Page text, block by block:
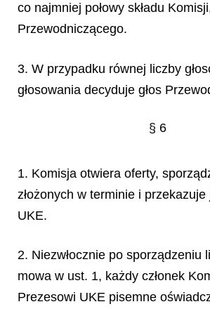
co najmniej połowy składu
Przewodniczącego.
3. W przypadku równej liczby
głosowania decyduje głos
§ 6
1. Komisja otwiera oferty,
złożonych w terminie i
UKE.
2. Niezwłocznie po sporządzeniu
mowa w ust. 1, każdy członek
Prezesowi UKE pisemne